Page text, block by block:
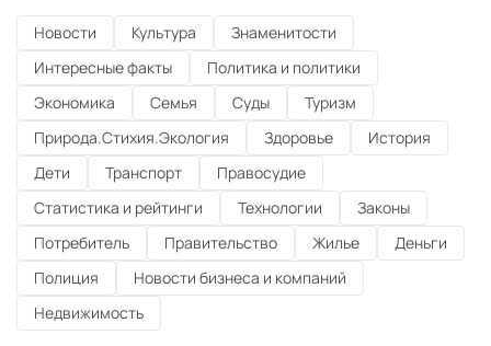
Новости Культура
Знаменитости
Интересные факты
Политика и политики
Экономика
Семья Суды
Туризм
Природа.Стихия.Экология
Здоровье
История
Дети
Транспорт
Правосудие
Статистика и рейтинги
Технологии
Законы
Потребитель
Правительство Жилье
Деньги
Полиция
Новости бизнеса и компаний
Недвижимость